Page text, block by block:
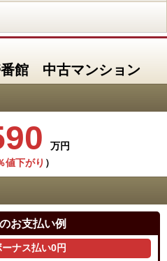
番館 中古マンション
万円
値下がり ）
お支払い例
ナス払い0円